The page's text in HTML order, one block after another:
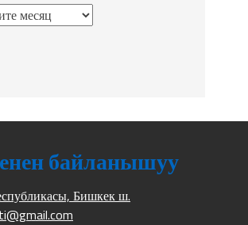
байланышуу
Бишкек ш.